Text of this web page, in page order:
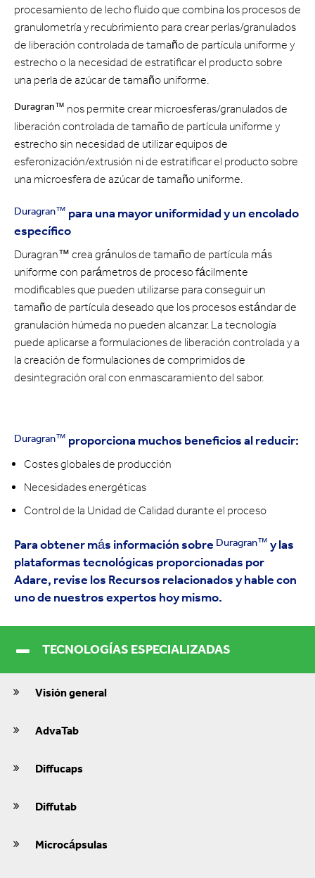
procesamiento de lecho fluido que combina los procesos de
granulometría y recubrimiento para crear perlas/granulados
de liberación controlada de tamaño de partícula uniforme y
estrecho o la necesidad de estratificar el producto sobre
una perla de azúcar de tamaño uniforme.
Duragran™ nos permite crear microesferas/granulados de
liberación controlada de tamaño de partícula uniforme y
estrecho sin necesidad de utilizar equipos de
esferonización/extrusión ni de estratificar el producto sobre
una microesfera de azúcar de tamaño uniforme.
Duragran™ para una mayor uniformidad y un encolado
específico
Duragran™ crea gránulos de tamaño de partícula más
uniforme con parámetros de proceso fácilmente
modificables que pueden utilizarse para conseguir un
tamaño de partícula deseado que los procesos estándar de
granulación húmeda no pueden alcanzar. La tecnología
puede aplicarse a formulaciones de liberación controlada y a
la creación de formulaciones de comprimidos de
desintegración oral con enmascaramiento del sabor.
Duragran™ proporciona muchos beneficios al reducir:
Costes globales de producción
Necesidades energéticas
Control de la Unidad de Calidad durante el proceso
Para obtener más información sobre Duragran™ y las
plataformas tecnológicas proporcionadas por
Adare, revise los Recursos relacionados y hable con
uno de nuestros expertos hoy mismo.
TECNOLOGÍAS ESPECIALIZADAS
Visión general
AdvaTab
Diffucaps
Diffutab
Microcápsulas